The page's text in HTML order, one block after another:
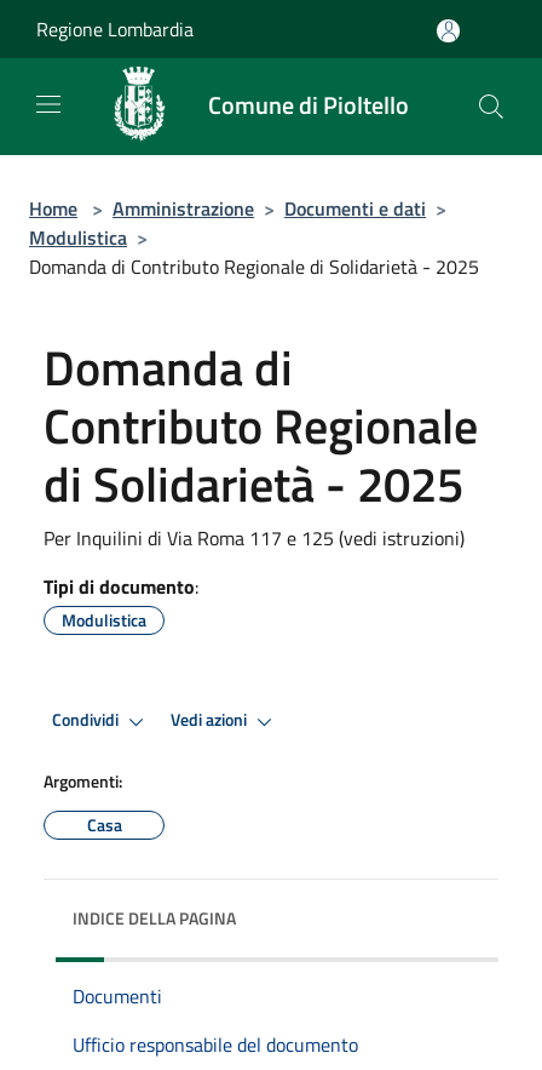
Regione Lombardia
Comune di Pioltello
Home > Amministrazione > Documenti e dati >
Modulistica >
Domanda di Contributo Regionale di Solidarietà - 2025
Domanda di
Contributo Regionale
di Solidarietà - 2025
Per Inquilini di Via Roma 117 e 125 (vedi istruzioni)
Tipi di documento:
Modulistica
Condividi Vedi azioni
Argomenti:
Casa
INDICE DELLA PAGINA
Documenti
Ufficio responsabile del documento